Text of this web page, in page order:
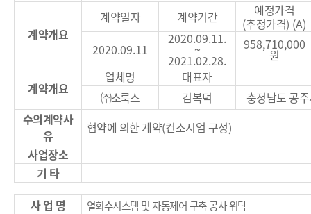
계약개요
계약일자 계약기간
예정가격
(추정가격) (A)
2020.09.11
2020.09.11.
~
2021.02.28.
958,710,000
원
계약개요
업체명
대표자
㈜소룩스 김복덕
충정남도 공
수의계약사
유
협약에 의한 계약(컨소시엄 구성)
사업장소
기 타
사 업 명
열회수시스템 및 자동제어 구축 공사 위탁